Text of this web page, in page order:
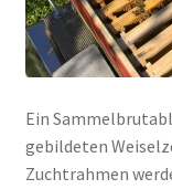
Ein
gebildeten
Zuchtrahmen